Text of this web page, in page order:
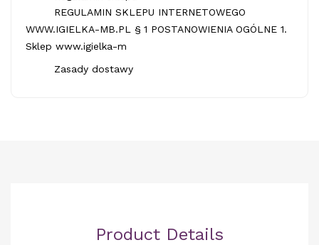
REGULAMIN SKLEPU INTERNETOWEGO
WWW.IGIELKA-MB.PL § 1 POSTANOWIENIA OGÓLNE 1.
Sklep www.igielka-m
Zasady dostawy
Product Details